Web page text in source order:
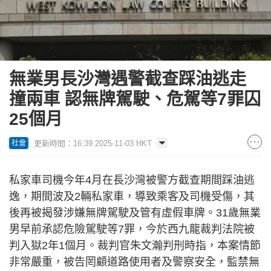
無業男長沙灣遇警截查踩油逃走
撞兩車 認無牌駕駛、危駕等7罪囚
25個月
社會 更新時間：16:39 2025-11-03 HKT
私家車司機今年4月在長沙灣被警方截查期間踩油逃
逸，期間波及2輛私家車，導致乘客及司機受傷，其
後再被揭發涉嫌無牌駕駛及管有虛假車牌。31歲無業
男早前承認危險駕駛等7罪，今於西九龍裁判法院被
判入獄2年1個月。裁判官朱文瀚判刑時指，本案情節
非常嚴重，被告罔顧道路使用者及警察安全，監禁無